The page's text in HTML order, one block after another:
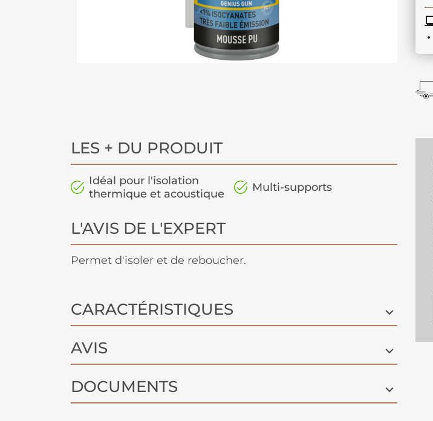
LES + DU PRODUIT
Idéal pour l'isolation
thermique et acoustique
Multi-supports
L'AVIS DE L'EXPERT
Permet d'isoler et de reboucher.
CARACTÉRISTIQUES
AVIS
DOCUMENTS